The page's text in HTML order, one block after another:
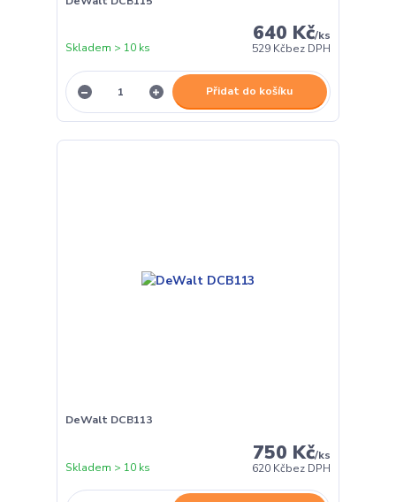
640 Kč/ks
529 Kčbez DPH
Skladem > 10 ks
Přidat do košíku
DeWalt DCB113
750 Kč/ks
620 Kčbez DPH
Skladem > 10 ks